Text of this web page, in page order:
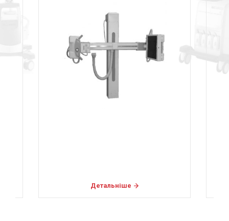
Детальніше